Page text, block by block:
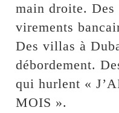
main droite. Des
virements
Des villas à
débordement.
qui hurlent «
MOIS ».